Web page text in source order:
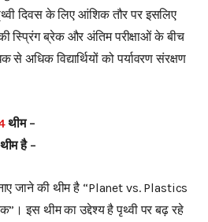
दिवस के लिए आंशिक तौर पर इसलिए
स्प्रिंग ब्रेक और अंतिम परीक्षाओं के बीच
अधिक विद्यार्थियों को पर्यावरण संरक्षण
थीम –
है –
जाने की थीम है “Planet vs. Plastics
इस थीम का उद्देश्य है पृथ्वी पर बढ़ रहे